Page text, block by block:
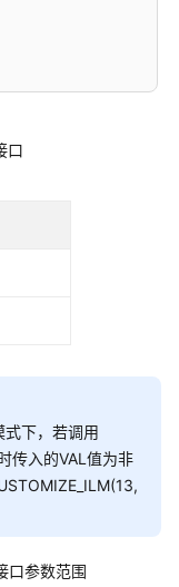
口
下，若调用
传入的VAL值为非
口参数范围